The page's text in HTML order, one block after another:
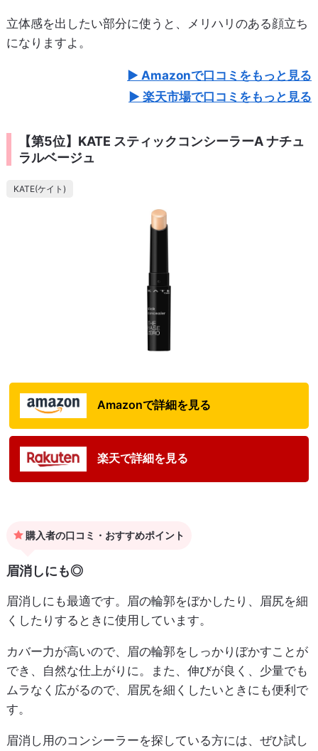
立体感を出したい部分に使うと、メリハリのある顔立ち
になりますよ。
Amazonで口コミをもっと見る
楽天市場で口コミをもっと見る
【第5位】KATE スティックコンシーラーA ナチュ
ラルベージュ
KATE(ケイト)
Amazonで詳細を見る
楽天で詳細を見る
購入者の口コミ・おすすめポイント
眉消しにも◎
眉消しにも最適です。眉の輪郭をぼかしたり、眉尻を細
くしたりするときに使用しています。
カバー力が高いので、眉の輪郭をしっかりぼかすことが
でき、自然な仕上がりに。また、伸びが良く、少量でも
ムラなく広がるので、眉尻を細くしたいときにも便利で
す。
眉消し用のコンシーラーを探している方には、ぜひ試し